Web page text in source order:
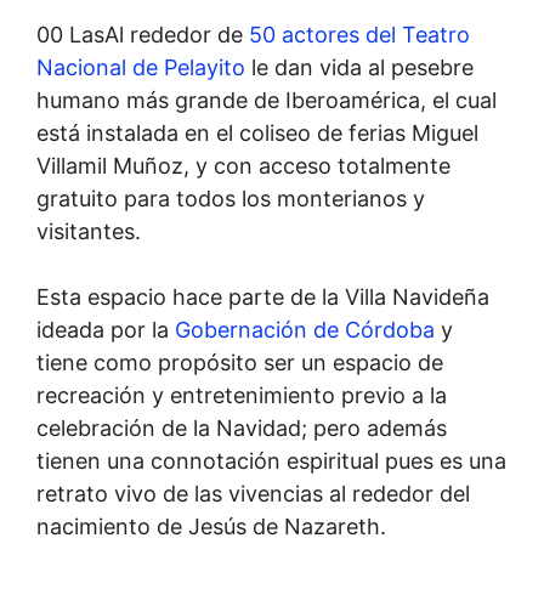
00 LasAl rededor de 50 actores del Teatro
Nacional de Pelayito le dan vida al pesebre
humano más grande de Iberoamérica, el cual
está instalada en el coliseo de ferias Miguel
Villamil Muñoz, y con acceso totalmente
gratuito para todos los monterianos y
visitantes.
Esta espacio hace parte de la Villa Navideña
ideada por la Gobernación de Córdoba y
tiene como propósito ser un espacio de
recreación y entretenimiento previo a la
celebración de la Navidad; pero además
tienen una connotación espiritual pues es una
retrato vivo de las vivencias al rededor del
nacimiento de Jesús de Nazareth.